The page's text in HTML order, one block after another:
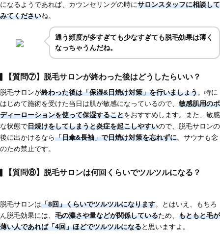
になるようであれば、カウンセリングの時にサロンスタッフに相談して
みてくださいね。
通う頻度が多すぎても少なすぎても脱毛効果は薄く
なっちゃうんだね。
【質問⑦】脱毛サロンが終わった後はどうしたらいい？
脱毛サロンが終わった後は「保湿&日焼け対策」を行いましょう。特に
はじめて施術を受けた当日は肌が敏感になっているので、 敏感肌用のボ
ディーローションを使って保湿することをおすすめします。また、敏感
な状態で日焼けをしてしまうと炎症を起こしやすいので、脱毛サロンの
後に出かけるなら「日傘&長袖」で日焼け対策を忘れずに。サウナも念
のため禁止です。
【質問⑧】脱毛サロンは何回くらいでツルツルになる？
脱毛サロンは「8回」くらいでツルツルになります。とはいえ、もちろ
ん脱毛効果には、 毛の濃さや量などが関係しているため、 もともと毛が
薄い人であれば「4回」ほどでツルツルになると思いますよ。